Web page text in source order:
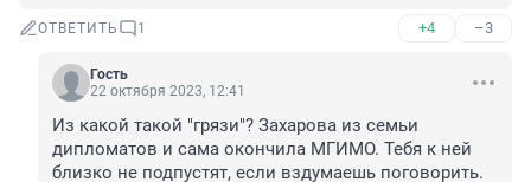
ОТВЕТИТЬ 1 +4 –3
Гость
22 октября 2023, 12:41
Из какой такой "грязи"? Захарова из семьи
дипломатов и сама окончила МГИМО. Тебя к ней
близко не подпустят, если вздумаешь поговорить.